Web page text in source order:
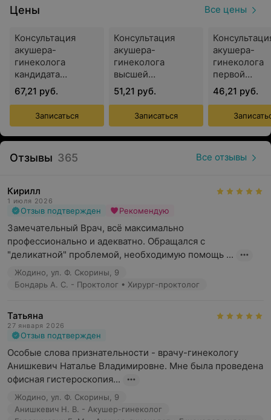
Опытные врачи
Миссия центра заключается в заботе о здоровье
граждан. Приемы ведут опытные врачи высшей
квалификационной категории, кандидаты
медицинских наук. Доктора занимаются научной
деятельностью и являются авторами публикаций и
инструкций по применению, владельцами
патентов на изобретения, членами-
корреспондентами Российской Академии Наук.
Медицинский центр «Гармония» в Жодино работает с
2013 года и получил кредит доверия граждан. Центр
стремится к развитию и открывает новые направления,
среди которых — лазерная эпиляция на диодном
немецком аппарате MEDIOSTAR. Кроме того, в центре
функционирует кабинет эстетической гинекологии. На
фракционном СО2 лазере итальянской фирмы DEKA, по
системе Mona Lisa Touch, выполняется омоложение
дефектов малых половых губ и преддверия влагалища.
С помощью лазера врачи также занимаются лечением
генитоуринарного синдрома, опущения стенок
влагалища 1-2 степени, синдрома релаксированного
влагалища, атрофии вульвы и многое другое. Здесь
гармонично сочетаются современные методы
каждому пациенту.
Цены Все цены
Консультация
акушера-
гинеколога
кандидата
медицинских наук
67,21 руб.
Записаться
Консультация
акушера-
гинеколога
высшей
квалификационной
категории
51,21 руб.
Записаться
акушера-
гинеколога
первой
категории
46,21 руб.
Отзывы 365 Все отзывы
Кирилл
1 июля 2026
Отзыв подтвержден Рекомендую
Замечательный Врач, всё максимально
профессионально и адекватно. Обращался с
"деликатной" проблемой, необходимую помощь ...
Жодино, ул. Ф. Скорины, 9
Бондарь А. С. - Проктолог • Хирург-проктолог
Татьяна
27 января 2026
Отзыв подтвержден
Особые слова признательности - врачу-гинекологу
Анишкевич Наталье Владимировне. Мне была проведена
офисная гистероскопия...
Жодино, ул. Ф. Скорины, 9
Анишкевич Н. В. - Акушер-гинеколог